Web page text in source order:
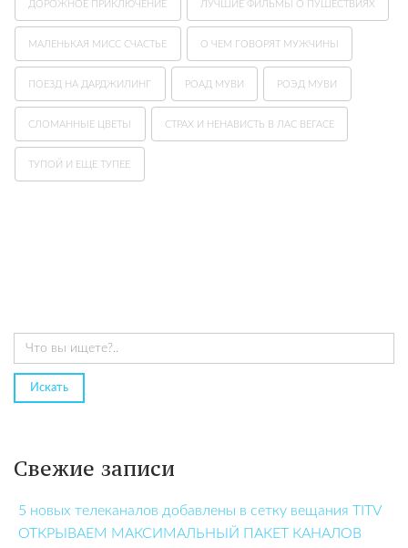
ДОРОЖНОЕ ПРИКЛЮЧЕНИЕ ЛУЧШИЕ ФИЛЬМЫ О ПУШЕСТВИЯХ
МАЛЕНЬКАЯ МИСС СЧАСТЬЕ О ЧЕМ ГОВОРЯТ МУЖЧИНЫ
ПОЕЗД НА ДАРДЖИЛИНГ РОАД МУВИ РОЭД МУВИ
СЛОМАННЫЕ ЦВЕТЫ СТРАХ И НЕНАВИСТЬ В ЛАС ВЕГАСЕ
ТУПОЙ И ЕЩЕ ТУПЕЕ
Свежие записи
5 новых телеканалов добавлены в сетку вещания TITV
ОТКРЫВАЕМ МАКСИМАЛЬНЫЙ ПАКЕТ КАНАЛОВ